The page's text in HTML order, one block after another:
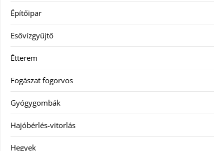
Építőipar
Esővízgyűjtő
Étterem
Fogászat fogorvos
Gyógygombák
Hajóbérlés-vitorlás
Hegyek